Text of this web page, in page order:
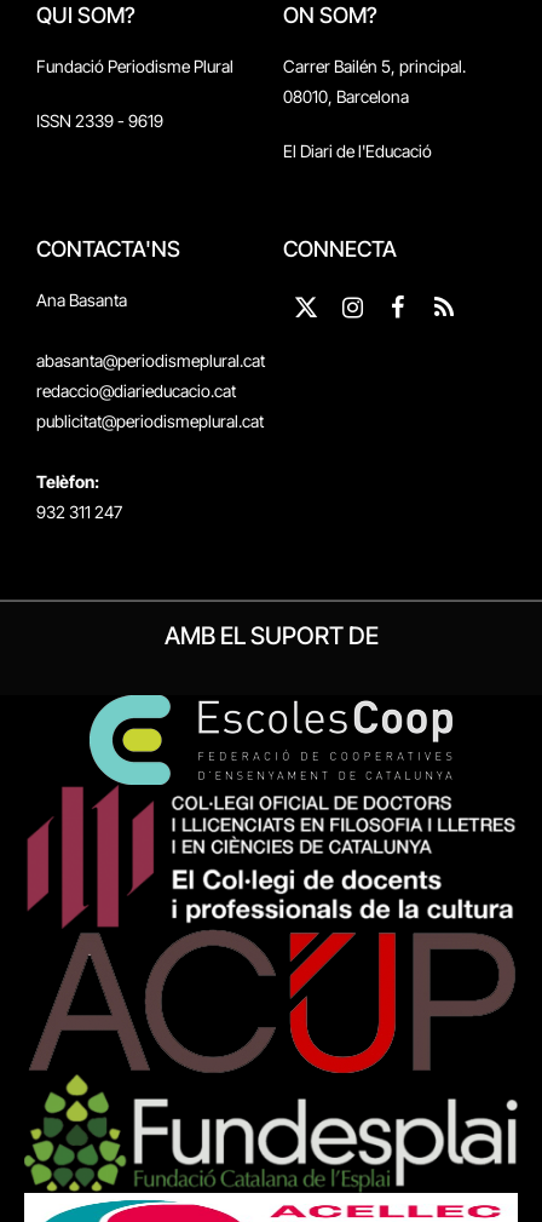
QUI SOM?
Fundació Periodisme Plural
ISSN 2339 - 9619
ON SOM?
Carrer Bailén 5, principal.
08010, Barcelona
El Diari de l'Educació
CONTACTA'NS
Ana Basanta
abasanta@periodismeplural.cat
redaccio@diarieducacio.cat
publicitat@periodismeplural.cat
Telèfon:
932 311 247
CONNECTA
X
Instagram
Facebook
RSS
AMB EL SUPORT DE